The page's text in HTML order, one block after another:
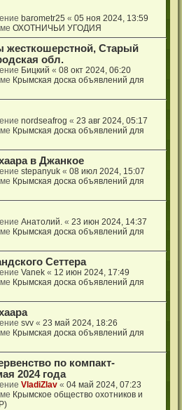
barometr25 «05 ноя 2024, 13:59
ОХОТНИЧЬИ УГОДИЯ
жесткошерстной, Старый
обл.
Бицкий «08 окт 2024, 06:20
Крымская доска объявлений для
nordseafrog «23 авг 2024, 05:17
Крымская доска объявлений для
в Джанкое
stepanyuk «08 июл 2024, 15:07
Крымская доска объявлений для
Анатолий. «23 июн 2024, 14:37
Крымская доска объявлений для
Сеттера
Vanek « 12 июн 2024, 17:49
Крымская доска объявлений для
svv «23 май 2024, 18:26
Крымская доска объявлений для
по компакт-
2024 года
VladiZlav «04 май 2024, 07:23
Крымское общество охотников и